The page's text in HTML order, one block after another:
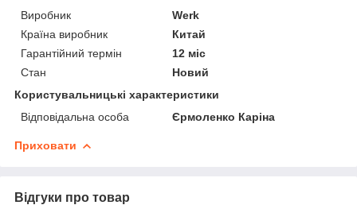
Виробник
Werk
Країна виробник
Китай
Гарантійний термін
12 міс
Стан
Новий
Користувальницькі характеристики
Відповідальна особа
Єрмоленко Каріна
Приховати
Відгуки про товар